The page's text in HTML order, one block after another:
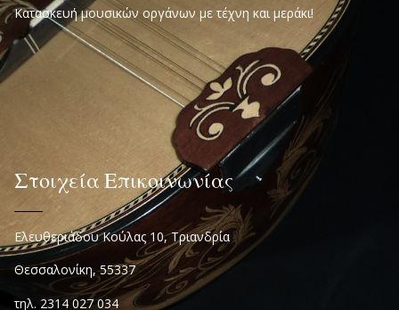
Κατασκευή μουσικών οργάνων με τέχνη και μεράκι!
Στοιχεία Επικοινωνίας
Ελευθεριάδου Κούλας 10, Τριανδρία
Θεσσαλονίκη, 55337
τηλ. 2314 027 034